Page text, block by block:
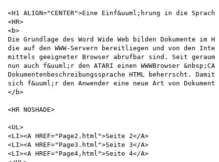
<H1 ALIGN="CENTER">Eine Einf&uuml;hrung in die Sprache
<HR>
<b>
Die Grundlage des Word Wide Web bilden Dokumente im
die auf den WWW-Servern bereitliegen und von den
mittels geeigneter Browser abrufbar sind. Seit
nun auch f&uuml;r den ATARI einen WWWBrowser
Dokumentenbeschreibungssprache HTML beherrscht.
sich f&uuml;r den Anwender eine neue Art von
</b>
<HR NOSHADE>
<UL>
<LI><A HREF="Page2.html">Seite 2</A>
<LI><A HREF="Page3.html">Seite 3</A>
<LI><A HREF="Page4,html">Seite 4</A>